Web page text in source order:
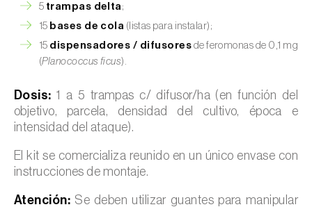
5 trampas delta ;
15 bases de cola (listas para instalar);
15 dispensadores / difusores de feromonas de 0,1 mg
(Planococcus ficus).
Dosis: 1 a 5 trampas c/ difusor/ha (en función del
objetivo, parcela, densidad del cultivo, época e
intensidad del ataque).
El kit se comercializa reunido en un único envase con
instrucciones de montaje.
Atención: Se deben utilizar guantes para manipular